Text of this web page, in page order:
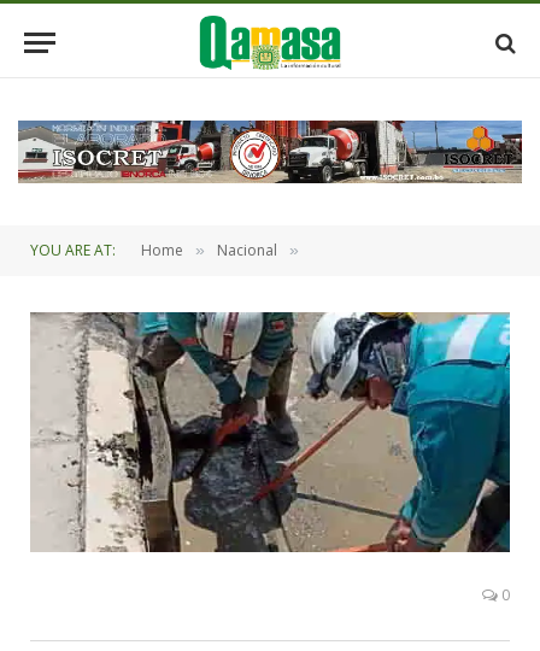
YOU ARE AT: Home » Nacional »
0